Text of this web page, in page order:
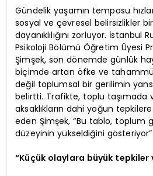
Gündelik yaşamın temposu
sosyal ve çevresel belirsizlikler
dayanıklılığını zorluyor. İstanbul
Psikoloji Bölümü Öğretim Üyesi
Şimşek, son dönemde günlük
biçimde artan öfke ve
değil toplumsal bir gerilimin
belirtti. Trafikte, toplu taşımada
aksaklıkların dahi yoğun
eden Şimşek, “Bu tablo, toplum
düzeyinin yükseldiğini
“Küçük olaylara büyük tepkiler